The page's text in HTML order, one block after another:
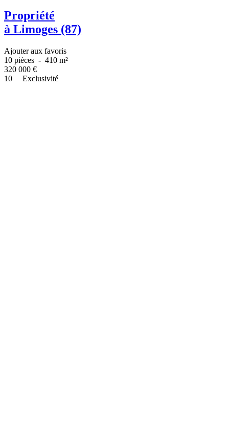
Propriété
à Limoges (87)
Ajouter aux favoris
10 pièces - 410 m²
320 000 €
10
Exclusivité